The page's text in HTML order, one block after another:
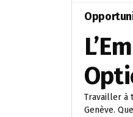
Travailler à
Genève.